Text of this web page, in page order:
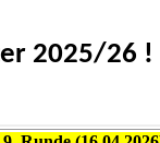
2025/26 !